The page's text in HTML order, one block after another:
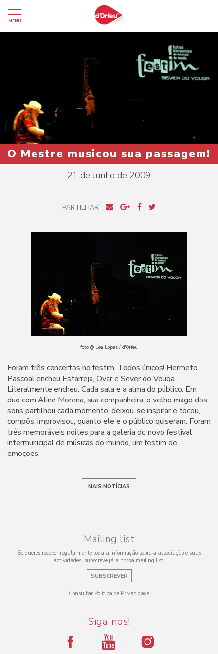
MENU
O Mestre musicou sua passagem!
21 de Junho de 2009
PARTILHAR
foto @ Léa López / d'Orfeu
Foram três concertos no festim. Todos únicos! Hermeto
Pascoal encheu Estarreja, Ovar e Sever do Vouga.
Literalmente encheu. Cada sala e a alma do público. Em
duo com Aline Morena, sua companheira, o velho mago dos
sons partilhou cada momento, deixou-se inspirar e tocou,
compôs, improvisou, quanto ele e o público quiseram. Foram
três memoráveis noites para a galeria do novo festival
intermunicipal de músicas do mundo, um festim de
emoções.
MAIS NOTÍCIAS
Mailing list
Se queres receber regularmente toda a informação sobre a associação e suas
actividades, subscreve já a nossa mailing list.
SUBSCREVER
Consultar Política de Privacidade
Siga-nos!